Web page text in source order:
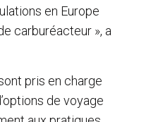
en Europe
carburéacteur », a
pris en charge
de voyage